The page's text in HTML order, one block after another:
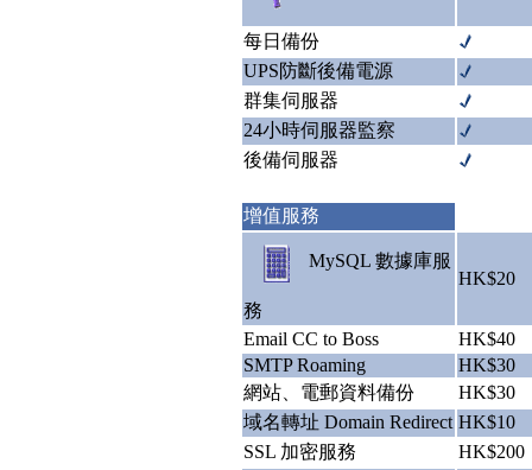
每日備份
UPS防斷後備電源
群集伺服器
24小時伺服器監察
後備伺服器
增值服務
MySQL 數據庫服
務
HK$20
Email CC to Boss
HK$40
SMTP Roaming
HK$30
網站、電郵資料備份
HK$30
域名轉址 Domain Redirect HK$10
SSL 加密服務
HK$200